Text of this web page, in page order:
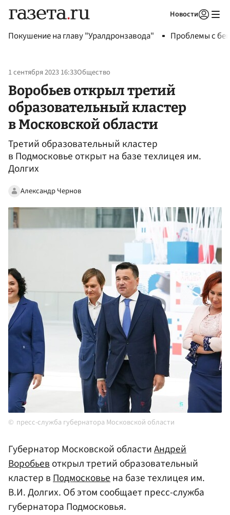
Новости
Покушение на главу "Уралдронзавода" Проблемы с
1 сентября 2023 16:33Общество
Воробьев открыл третий
образовательный кластер
в Московской области
Третий образовательный кластер
в Подмосковье открыт на базе техлицея им.
Долгих
Александр Чернов
пресс-служба губернатора Московской области
Губернатор Московской областиАндрей
Воробьевоткрыл третий образовательный
кластер вПодмосковьена базе техлицея им.
В.И. Долгих. Об этом сообщает пресс-служба
губернатора Подмосковья.